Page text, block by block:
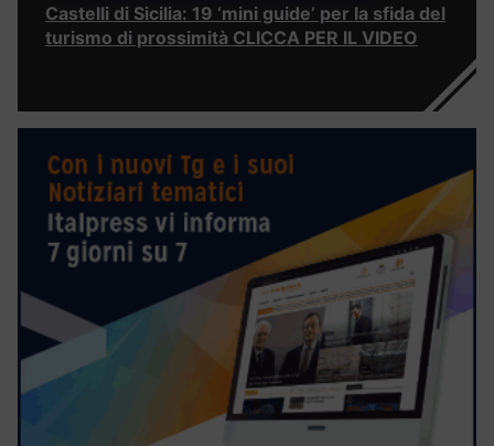
Castelli di Sicilia: 19 ‘mini guide’ per la sfida del
turismo di prossimità CLICCA PER IL VIDEO